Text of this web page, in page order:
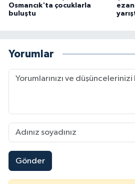
Osmancık'ta çocuklarla
buluştu
Yorumlar
Gönder
Karaman Müftülüğü
Kilis Müftülüğü
Kırıkkale Müftülüğü
Kırklareli Müftülüğü